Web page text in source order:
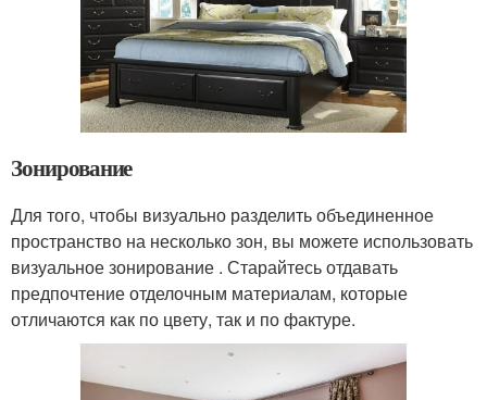
Зонирование
Для того, чтобы визуально разделить объединенное
пространство на несколько зон, вы можете использовать
визуальное зонирование . Старайтесь отдавать
предпочтение отделочным материалам, которые
отличаются как по цвету, так и по фактуре.